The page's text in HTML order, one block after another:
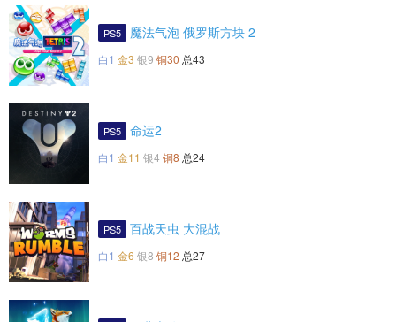
PS5 魔法气泡 俄罗斯方块 2
白1 金3 银9 铜30 总43
PS5 命运2
白1 金11 银4 铜8 总24
PS5 百战天虫 大混战
白1 金6 银8 铜12 总27